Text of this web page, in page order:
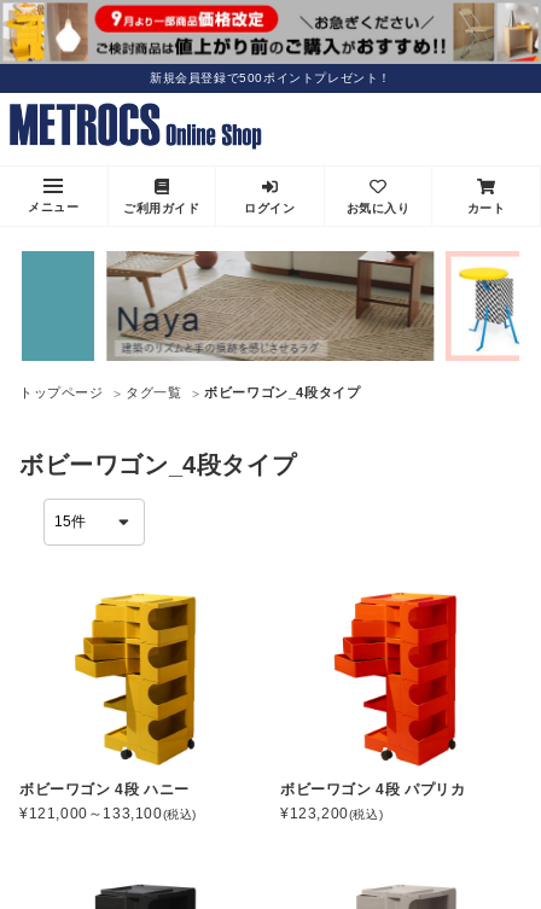
新規会員登録で500ポイントプレゼント！
メニュー ご利用ガイド ログイン お気に入り カート
トップページ タグ一覧 ボビーワゴン_4段タイプ
ボビーワゴン_4段タイプ
ボビーワゴン 4段 ハニー
¥121,000～133,100(税込)
ボビーワゴン 4段 パプリカ
¥123,200(税込)